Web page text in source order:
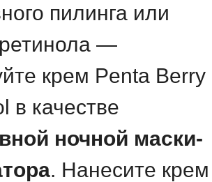
пилинга или
ретинола —
крем Penta Berry
в качестве
ночной маски-
. Нанесите крем